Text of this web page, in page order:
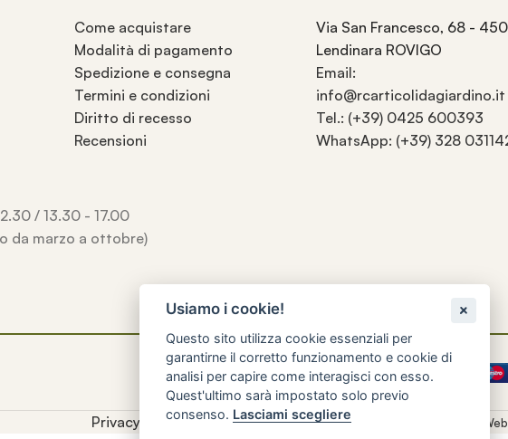
Come acquistare
Modalità di pagamento
Spedizione e consegna
Termini e condizioni
Diritto di recesso
Recensioni
Via San Francesco, 68 -
Lendinara ROVIGO
Email:
info@rcarticolidagiardino.it
Tel.: (+39) 0425 600393
WhatsApp: (+39) 328
/ 13.30 - 17.00
da marzo a ottobre)
Privacy e Cookie Policy-Preferenze Cookie XPLAY Agenzia Web
Usiamo i cookie!
Questo sito utilizza cookie essenziali per
garantirne il corretto funzionamento e cookie di
analisi per capire come interagisci con esso.
Quest'ultimo sarà impostato solo previo
consenso. Lasciami scegliere